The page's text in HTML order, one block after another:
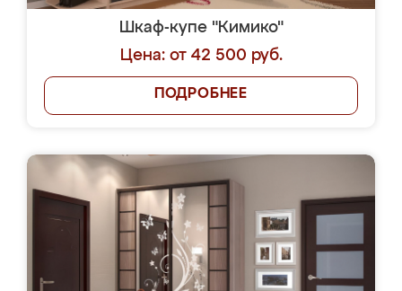
Шкаф-купе "Кимико"
Цена: от 42 500 руб.
ПОДРОБНЕЕ